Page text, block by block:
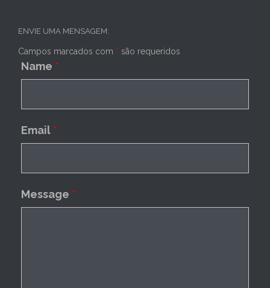
ENVIE UMA MENSAGEM:
Campos marcados com * são requeridos
Name *
Email *
Message *